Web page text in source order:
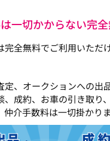
一切かからない完
完全無料でご利用いただ
定、オークションへの出
、成約、お車の引き取り
介手数料は一切掛かりま